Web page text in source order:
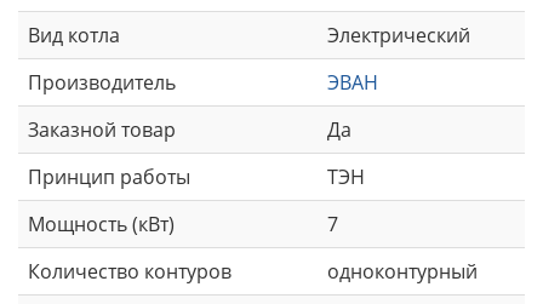
Вид котла
Электрический
Производитель
ЭВАН
Заказной товар
Да
Принцип работы
ТЭН
Мощность (кВт)
7
Количество контуров
одноконтурный